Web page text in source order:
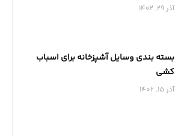
بسته بندی وسایل آشپزخانه برای اسباب
کشی